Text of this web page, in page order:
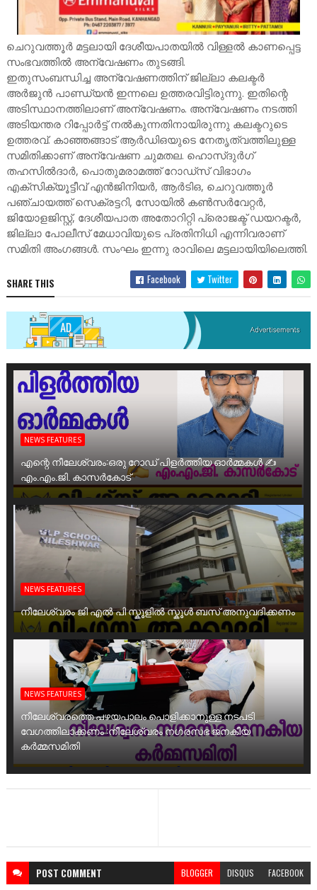
ചെറുവത്തൂർ മട്ടലായി ദേശീയപാതയിൽ വിള്ളൽ കാണപ്പെട്ട
സംഭവത്തിൽ അന്വേഷണം തുടങ്ങി.
ഇതുസംബന്ധിച്ച അന്വേഷണത്തിന് ജില്ലാ കലക്ടർ
അർജുൻ പാണ്ഡ്യൻ ഇന്നലെ ഉത്തരവിട്ടിരുന്നു. ഇതിന്റെ
അടിസ്ഥാനത്തിലാണ് അന്വേഷണം. അന്വേഷണം നടത്തി
അടിയന്തര റിപ്പോർട്ട് നൽകുന്നതിനായിരുന്നു കലക്ടറുടെ
ഉത്തരവ്. കാഞ്ഞങ്ങാട് ആർഡിഒയുടെ നേതൃത്വത്തിലുള്ള
സമിതിക്കാണ് അന്വേഷണ ചുമതല. ഹൊസ്ദുർഗ്
തഹസിൽദാർ, പൊതുമരാമത്ത് റോഡ്‌സ് വിഭാഗം
എക്‌സിക്യൂട്ടീവ് എൻജിനിയർ, ആർടിഒ, ചെറുവത്തൂർ
പഞ്ചായത്ത് സെക്രട്ടറി, സോയിൽ കൺസർവേറ്റർ,
ജിയോളജിസ്റ്റ്, ദേശീയപാത അതോറിറ്റി പ്രൊജക്ട് ഡയറക്ടർ,
ജില്ലാ പോലീസ് മേധാവിയുടെ പ്രതിനിധി എന്നിവരാണ്
സമിതി അംഗങ്ങൾ. സംഘം ഇന്നു രാവിലെ മട്ടലായിയിലെത്തി.
SHARE THIS Facebook Twitter
NEWS FEATURES
എന്റെ നീലേശ്വരം:ഒരു റോഡ് പിളർത്തിയ ഓർമ്മകൾ ✍️
എം.എം.ജി. കാസർകോട്
NEWS FEATURES
നീലേശ്വരം ജി എൽ പി സ്കൂളിൽ സ്കൂൾ ബസ് അനുവദിക്കണം
NEWS FEATURES
നീലേശ്വരത്തെ പഴയപാലം പൊളിക്കാനുള്ള നടപടി
വേഗത്തിലാക്കണം :നീലേശ്വരം നഗരസഭ ജനകീയ
കർമ്മസമിതി
POST COMMENT BLOGGER DISQUS FACEBOOK